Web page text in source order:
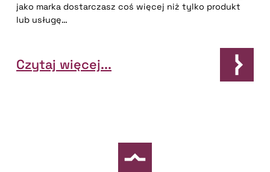
jako marka dostarczasz coś więcej niż tylko produkt
lub usługę…
Czytaj więcej...